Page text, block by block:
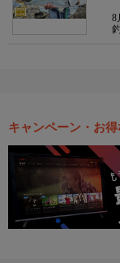
8
キャンペーン・お得